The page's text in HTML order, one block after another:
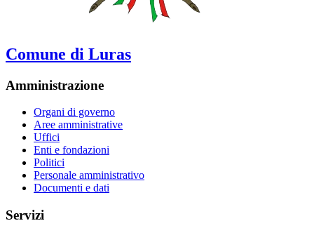
Comune di Luras
Amministrazione
Organi di governo
Aree amministrative
Uffici
Enti e fondazioni
Politici
Personale amministrativo
Documenti e dati
Servizi